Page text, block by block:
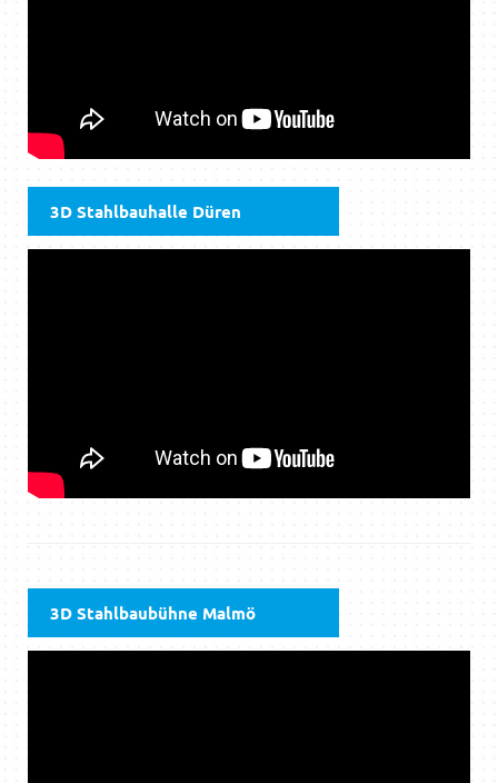
3D Stahlbauhalle Düren
3D Stahlbaubühne Malmö